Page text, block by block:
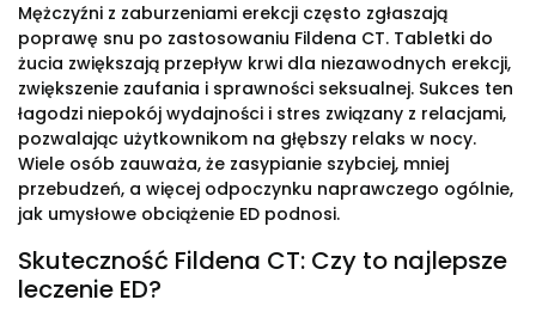
Mężczyźni z zaburzeniami erekcji często zgłaszają
poprawę snu po zastosowaniu Fildena CT. Tabletki do
żucia zwiększają przepływ krwi dla niezawodnych erekcji,
zwiększenie zaufania i sprawności seksualnej. Sukces ten
łagodzi niepokój wydajności i stres związany z relacjami,
pozwalając użytkownikom na głębszy relaks w nocy.
Wiele osób zauważa, że zasypianie szybciej, mniej
przebudzeń, a więcej odpoczynku naprawczego ogólnie,
jak umysłowe obciążenie ED podnosi.
Skuteczność Fildena CT: Czy to najlepsze
leczenie ED?